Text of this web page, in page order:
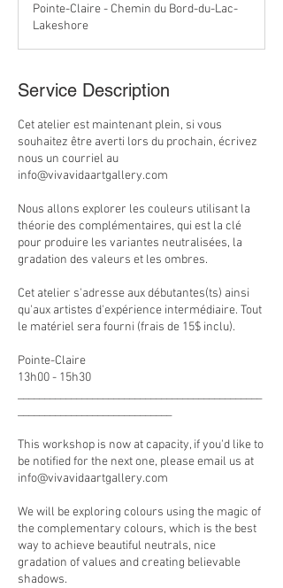
e
d
Pointe-Claire - Chemin du Bord-du-Lac-
Lakeshore
Service Description
Cet atelier est maintenant plein, si vous
souhaitez être averti lors du prochain, écrivez
nous un courriel au
info@vivavidaartgallery.com
Nous allons explorer les couleurs utilisant la
théorie des complémentaires, qui est la clé
pour produire les variantes neutralisées, la
gradation des valeurs et les ombres.
Cet atelier s'adresse aux débutantes(ts) ainsi
qu'aux artistes d'expérience intermédiaire. Tout
le matériel sera fourni (frais de 15$ inclu).
Pointe-Claire
13h00 - 15h30
This workshop is now at capacity, if you'd like to
be notified for the next one, please email us at
info@vivavidaartgallery.com
We will be exploring colours using the magic of
the complementary colours, which is the best
way to achieve beautiful neutrals, nice
gradation of values and creating believable
shadows.